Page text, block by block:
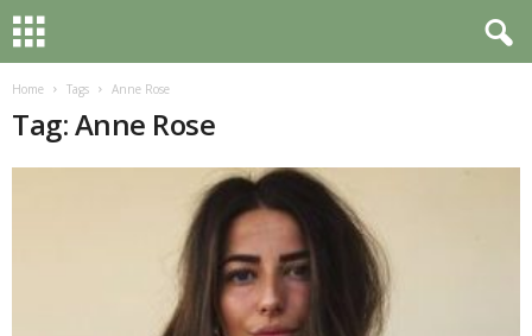
Home Tags Anne Rose
Tag: Anne Rose